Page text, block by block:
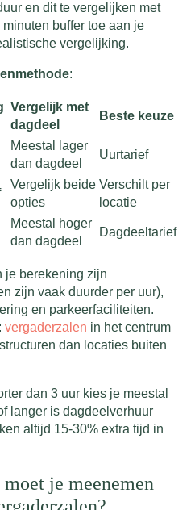
en dit te vergelijken met
buffer toe aan je
vergelijking.
:
Vergelijk met
dagdeel
Beste keuze
Meestal lager
dan dagdeel
Uurtarief
Vergelijk beide
opties
Verschilt per
locatie
Meestal hoger
dan dagdeel
Dagdeeltarief
je berekening zijn
zijn vaak duurder per uur),
en parkeerfaciliteiten.
vergaderzalen in het centrum
dan locaties buiten
dan 3 uur kies je meestal
langer is dagdeelverhuur
altijd 15-30% extra tijd in
je meenemen